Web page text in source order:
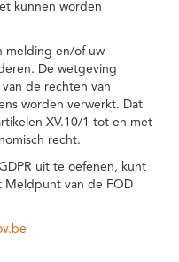
kunnen worden
melding en/of uw
De wetgeving
de rechten van
worden verwerkt. Dat
XV.10/1 tot en met
recht.
uit te oefenen, kunt
Meldpunt van de FOD